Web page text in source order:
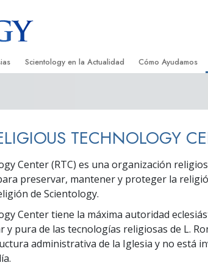
de Avanzadas
en Tierra de Flag
Scientology al Mundo
Scientology en la Actualidad
David Miscavige: Líder Eclesiástico de
Cómo Ayudamos
Criminon
Narconon
Unidos por los
Comisión de
Derechos Humanos
TECHNOLOGY
Center (RTC) es una organización
preservar, mantener y proteger la
de Scientology.
Center tiene la máxima autoridad
y pura de las tecnologías religiosas de L.
administrativa de la Iglesia y no está